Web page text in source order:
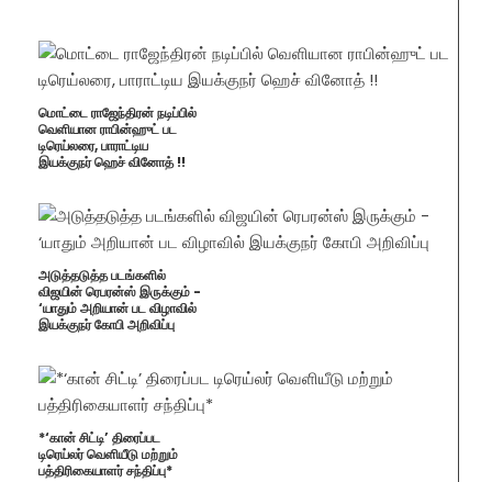
மொட்டை ராஜேந்திரன் நடிப்பில்
வெளியான ராபின்ஹுட் பட
டிரெய்லரை, பாராட்டிய
இயக்குநர் ஹெச் வினோத் !!
அடுத்தடுத்த படங்களில்
விஜயின் ரெபரன்ஸ் இருக்கும் -
‘யாதும் அறியான் பட விழாவில்
இயக்குநர் கோபி அறிவிப்பு
*‘கான் சிட்டி’ திரைப்பட
டிரெய்லர் வெளியீடு மற்றும்
பத்திரிகையாளர் சந்திப்பு*